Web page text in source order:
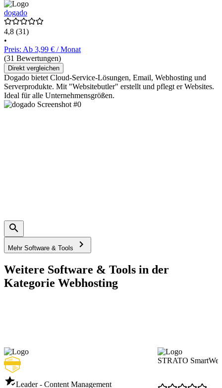
dogado
4,8 (31)
•
Preis: Ab 3,99 € / Monat
(31 Bewertungen)
Direkt vergleichen
Dogado bietet Cloud-Service-Lösungen, Email, Webhosting und
Serverprodukte. Mit "Websitebutler" erstellt und pflegt er Websites.
Ideal für alle Unternehmensgrößen.
Mehr Software & Tools
Weitere Software & Tools in der
Kategorie Webhosting
Leader - Content Management
STRATO